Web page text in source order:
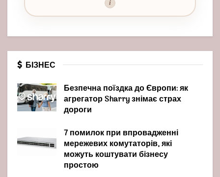
i
БІЗНЕС
Безпечна поїздка до Європи: як
агрегатор Sharry знімає страх
дороги
7 помилок при впровадженні
мережевих комутаторів, які
можуть коштувати бізнесу
простою